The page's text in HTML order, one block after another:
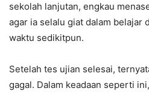
sekolah lanjutan, engkau
agar ia selalu giat dalam belajar
waktu sedikitpun.
Setelah tes ujian selesai,
gagal. Dalam keadaan seperti